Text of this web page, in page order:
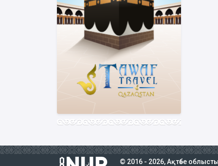
© 2016 - 2026, Ақтөбе